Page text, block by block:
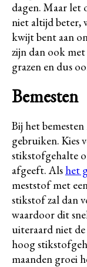
dagen. Maar let
niet altijd beter,
kwijt bent aan
zijn dan ook
grazen en dus
Bemesten
Bij het
gebruiken. Kies
stikstofgehalte
afgeeft. Als het
meststof met
stikstof zal dan
waardoor dit
uiteraard niet
hoog
maanden groei